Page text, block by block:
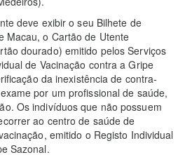
deve exibir o seu Bilhete de
Macau, o Cartão de Utente
dourado) emitido pelos Serviços
de Vacinação contra a Gripe
da inexistência de contra-
por um profissional de saúde,
Os indivíduos que não possuem
ao centro de saúde de
emitido o Registo Individual
Sazonal.